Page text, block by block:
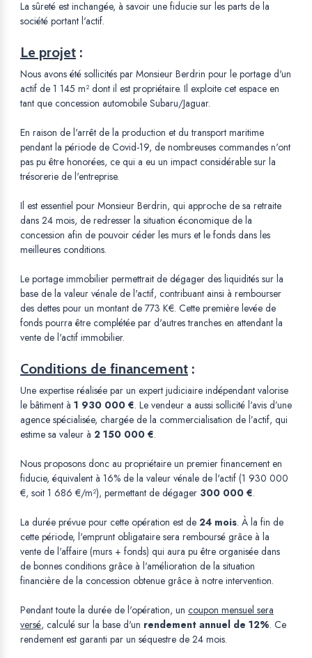
La sûreté est inchangée, à savoir une fiducie sur les parts de la
société portant l'actif.
Le projet :
Nous avons été sollicités par Monsieur Berdrin pour le portage d'un
actif de 1 145 m² dont il est propriétaire. Il exploite cet espace en
tant que concession automobile Subaru/Jaguar.
En raison de l'arrêt de la production et du transport maritime
pendant la période de Covid-19, de nombreuses commandes n'ont
pas pu être honorées, ce qui a eu un impact considérable sur la
trésorerie de l'entreprise.
Il est essentiel pour Monsieur Berdrin, qui approche de sa retraite
dans 24 mois, de redresser la situation économique de la
concession afin de pouvoir céder les murs et le fonds dans les
meilleures conditions.
Le portage immobilier permettrait de dégager des liquidités sur la
base de la valeur vénale de l'actif, contribuant ainsi à rembourser
des dettes pour un montant de 773 K€. Cette première levée de
fonds pourra être complétée par d'autres tranches en attendant la
vente de l'actif immobilier.
Conditions de financement :
Une expertise réalisée par un expert judiciaire indépendant valorise
le bâtiment à 1 930 000 €. Le vendeur a aussi sollicité l'avis d’une
agence spécialisée, chargée de la commercialisation de l’actif, qui
estime sa valeur à 2 150 000 €.
Nous proposons donc au propriétaire un premier financement en
fiducie, équivalent à 16% de la valeur vénale de l'actif (1 930 000
€, soit 1 686 €/m²), permettant de dégager 300 000 €.
La durée prévue pour cette opération est de 24 mois. À la fin de
cette période, l'emprunt obligataire sera remboursé grâce à la
vente de l'affaire (murs + fonds) qui aura pu être organisée dans
de bonnes conditions grâce à l'amélioration de la situation
financière de la concession obtenue grâce à notre intervention.
Pendant toute la durée de l'opération, un coupon mensuel sera
versé, calculé sur la base d'un rendement annuel de 12%. Ce
rendement est garanti par un séquestre de 24 mois.